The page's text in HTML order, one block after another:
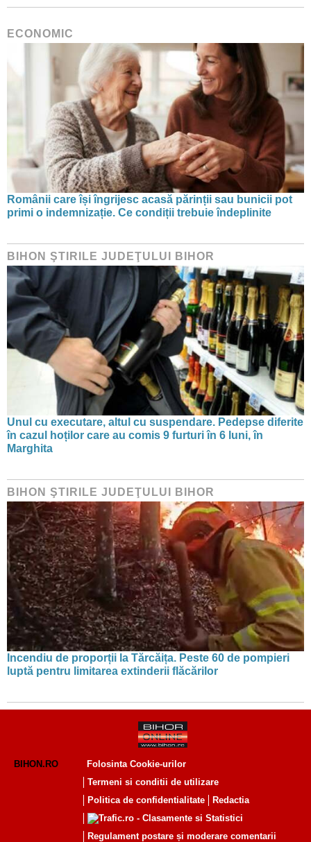
ECONOMIC
Românii care își îngrijesc acasă părinții sau bunicii pot
primi o indemnizație. Ce condiții trebuie îndeplinite
BIHON ŞTIRILE JUDEŢULUI BIHOR
Unul cu executare, altul cu suspendare. Pedepse diferite
în cazul hoților care au comis 9 furturi în 6 luni, în
Marghita
BIHON ŞTIRILE JUDEŢULUI BIHOR
Incendiu de proporții la Tărcăița. Peste 60 de pompieri
luptă pentru limitarea extinderii flăcărilor
BIHON.RO
Folosinta Cookie-urilor
Termeni si conditii de utilizare
Politica de confidentialitate
Redactia
Regulament postare și moderare comentarii